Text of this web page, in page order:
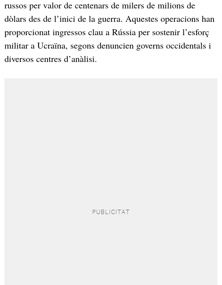
russos per valor de centenars de milers de milions de
dòlars des de l’inici de la guerra. Aquestes operacions han
proporcionat ingressos clau a Rússia per sostenir l’esforç
militar a Ucraïna, segons denuncien governs occidentals i
diversos centres d’anàlisi.